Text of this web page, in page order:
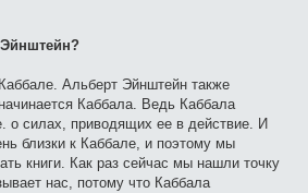
Альберт Эйнштейн также
Каббала. Ведь Каббала
о силах, приводящих ее в действие. И
близки к Каббале, и поэтому мы
книги. Как раз сейчас мы нашли точку
нас, потому что Каббала